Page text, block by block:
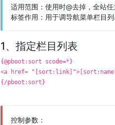
适用范围：使用时@去掉，全站
标签作用：用于调导航菜单栏目
1、指定栏目列表
{@pboot:sort scode=*}
<a href=
{/pboot:sort}
控制参数：